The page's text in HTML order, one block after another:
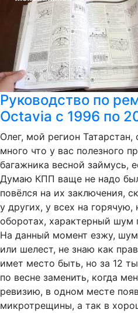
Руководство по
Octavia с 1996 по
Олег, мой регион Татарстан,
много что у вас полезного
багажника весной займусь,
Думаю КПП ваще не надо
повёлся на их заключения,
у других, у всех на горячую,
оборотах, характерный шум
На данный момент езжу,
или шелест, не знаю как
имет место быть, но за 12
по весне заменить, когда
ревизию, в одном месте
микротрещины, а так в